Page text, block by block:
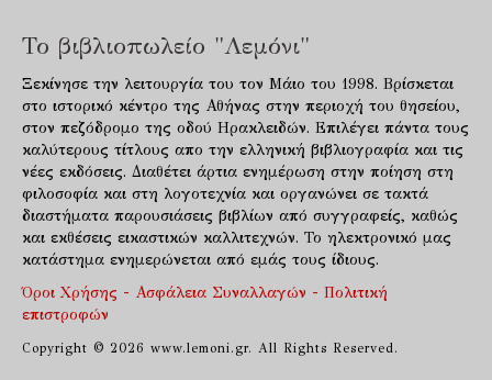
Το βιβλιοπωλείο "Λεμόνι"
Ξεκίνησε την λειτουργία του τον Μάιο του 1998. Βρίσκεται
στο ιστορικό κέντρο της Αθήνας στην περιοχή του θησείου,
στον πεζόδρομο της οδού Ηρακλειδών. Επιλέγει πάντα τους
καλύτερους τίτλους απο την ελληνική βιβλιογραφία και τις
νέες εκδόσεις. Διαθέτει άρτια ενημέρωση στην ποίηση στη
φιλοσοφία και στη λογοτεχνία και οργανώνει σε τακτά
διαστήματα παρουσιάσεις βιβλίων από συγγραφείς, καθώς
και εκθέσεις εικαστικών καλλιτεχνών. Το ηλεκτρονικό μας
κατάστημα ενημερώνεται από εμάς τους ίδιους.
Όροι Χρήσης - Ασφάλεια Συναλλαγών - Πολιτική
επιστροφών
Copyright © 2026 www.lemoni.gr. All Rights Reserved.